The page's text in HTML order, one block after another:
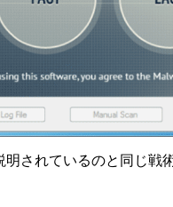
されているのと同じ